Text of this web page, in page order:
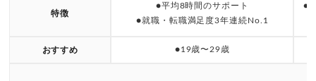
特徴
●平均8時間のサポート
●就職・転職満足度3年連続No.1
●
おすすめ ●19歳〜29歳